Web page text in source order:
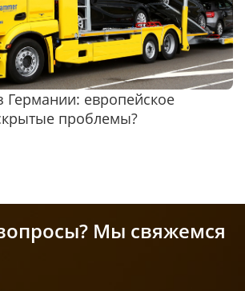
Германии: европейское
проблемы?
Мы свяжемся